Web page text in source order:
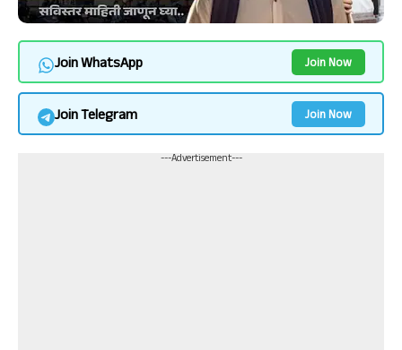
Join WhatsApp Join Now
Join Telegram Join Now
---Advertisement---